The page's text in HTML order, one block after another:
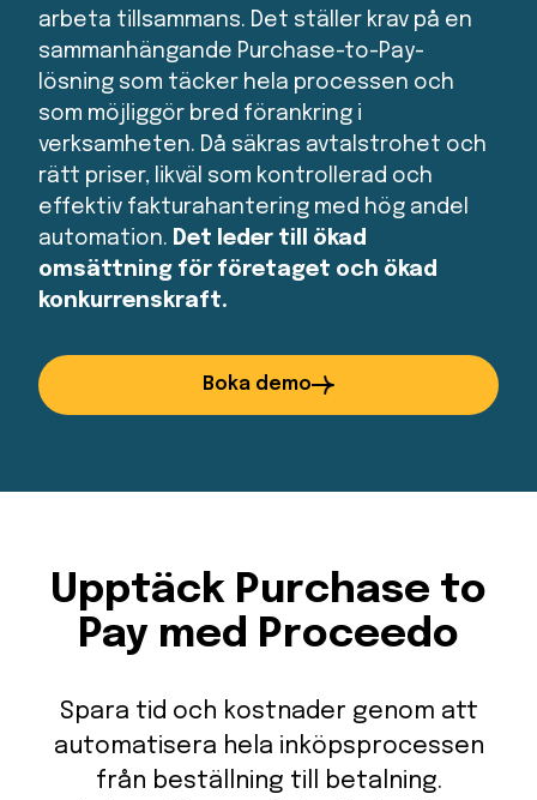
arbeta tillsammans. Det ställer krav på en
sammanhängande Purchase-to-Pay-
lösning som täcker hela processen och
som möjliggör bred förankring i
verksamheten. Då säkras avtalstrohet och
rätt priser, likväl som kontrollerad och
effektiv fakturahantering med hög andel
automation. Det leder till ökad
omsättning för företaget och ökad
konkurrenskraft.
Boka demo
Upptäck Purchase to
Pay med Proceedo
Spara tid och kostnader genom att
automatisera hela inköpsprocessen
från beställning till betalning.